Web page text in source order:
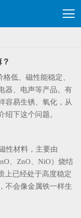
低、磁性能稳定、
器、电声等产品。有
容易生锈、氧化，从
绍下这个问题。
性材料，主要由
、ZnO、NiO）烧结
上已经处于高度稳定
不会像金属铁一样生